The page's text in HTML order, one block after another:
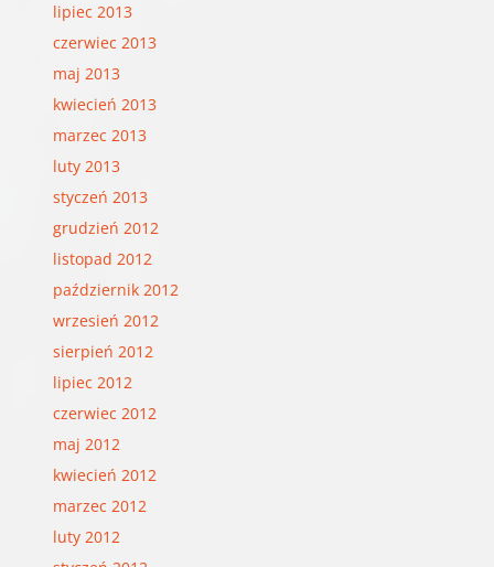
lipiec 2013
czerwiec 2013
maj 2013
kwiecień 2013
marzec 2013
luty 2013
styczeń 2013
grudzień 2012
listopad 2012
październik 2012
wrzesień 2012
sierpień 2012
lipiec 2012
czerwiec 2012
maj 2012
kwiecień 2012
marzec 2012
luty 2012